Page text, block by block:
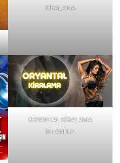
KİRALAMA
ORYANTAL KİRALAMA
İSTANBUL